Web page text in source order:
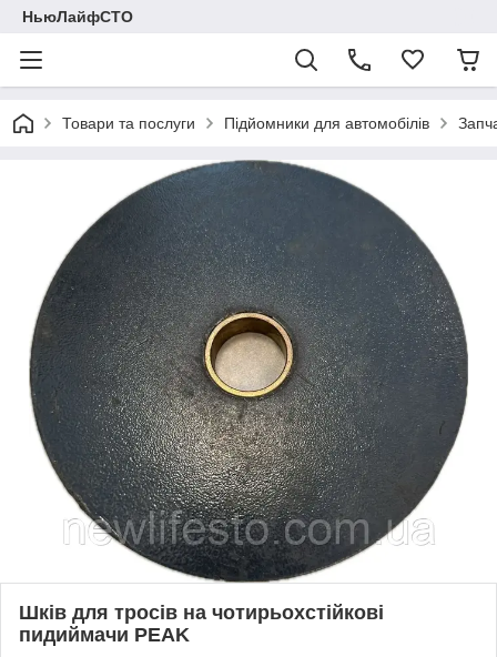
НьюЛайфСТО
Товари та послуги Підйомники для автомобілів
Шків для тросів на чотирьохстійкові
пидиймачи PEAK